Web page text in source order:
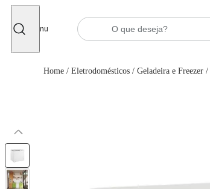
Menu
Home / Eletrodomésticos / Geladeira e Freezer /